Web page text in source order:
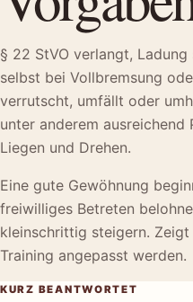
§ 22 StVO verlangt,
selbst bei Vollbremsung
verrutscht, umfällt oder
unter anderem ausreichend
Liegen und Drehen.
Eine gute Gewöhnung
freiwilliges Betreten
kleinschrittig steigern.
Training angepasst werden.
KURZ BEANTWORTET